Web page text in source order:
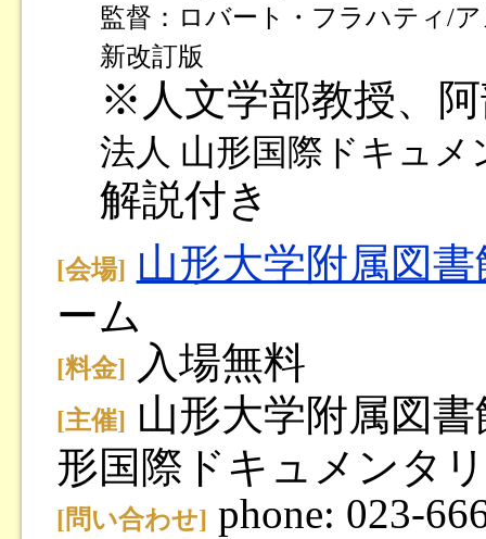
監督：ロバート・フラハティ/
新改訂版
※人文学部教授、
法人 山形国際ドキュ
解説付き
[会場] 山形大学附属図
ーム
[料金] 入場無料
[主催] 山形大学附属図
形国際ドキュメンタ
[問い合わせ] phone: 023-